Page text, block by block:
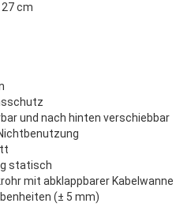
cm
und nach hinten verschiebbar
statisch
mit abklappbarer Kabelwanne
(± 5 mm)